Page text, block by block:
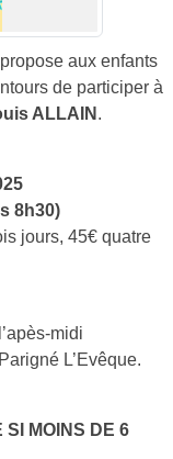
aux enfants
de participer à
ALLAIN .
8h30)
jours, 45€ quatre
midi
L’Evêque.
MOINS DE 6